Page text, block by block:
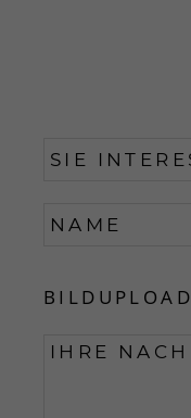
BILDUPLOAD